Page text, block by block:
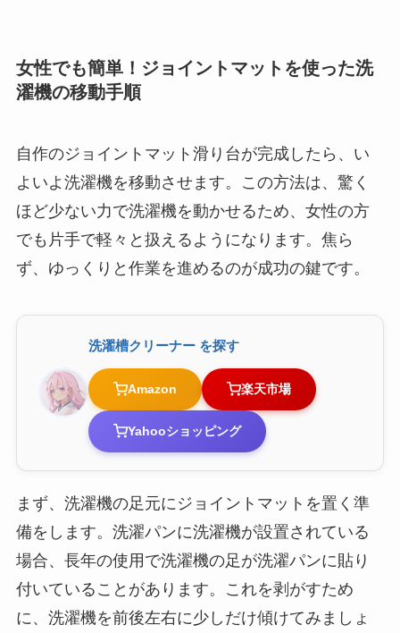
女性でも簡単！ジョイントマットを使った洗
濯機の移動手順
自作のジョイントマット滑り台が完成したら、い
よいよ洗濯機を移動させます。この方法は、驚く
ほど少ない力で洗濯機を動かせるため、女性の方
でも片手で軽々と扱えるようになります。焦ら
ず、ゆっくりと作業を進めるのが成功の鍵です。
洗濯槽クリーナー を探す
Amazon 楽天市場
Yahooショッピング
まず、洗濯機の足元にジョイントマットを置く準
備をします。洗濯パンに洗濯機が設置されている
場合、長年の使用で洗濯機の足が洗濯パンに貼り
付いていることがあります。これを剥がすため
に、洗濯機を前後左右に少しだけ傾けてみましょ